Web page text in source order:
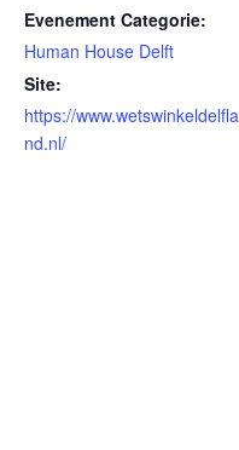
Evenement Categorie:
Human House Delft
Site:
https://www.wetswinkeldelfla
nd.nl/